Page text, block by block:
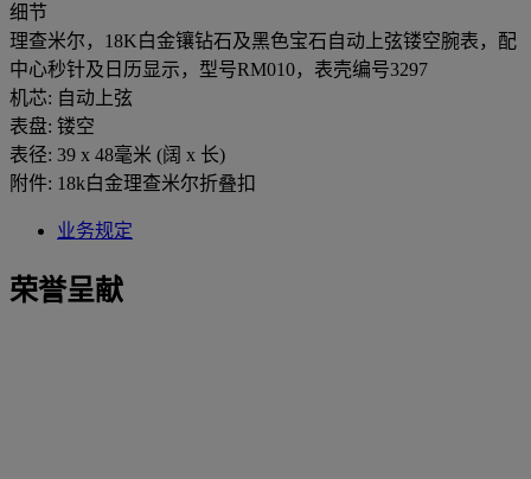
细节
理查米尔，18K白金镶钻石及黑色宝石自动上弦镂空腕表，配
中心秒针及日历显示，型号RM010，表壳编号3297
机芯: 自动上弦
表盘: 镂空
表径: 39 x 48毫米 (阔 x 长)
附件: 18k白金理查米尔折叠扣
业务规定
荣誉呈献